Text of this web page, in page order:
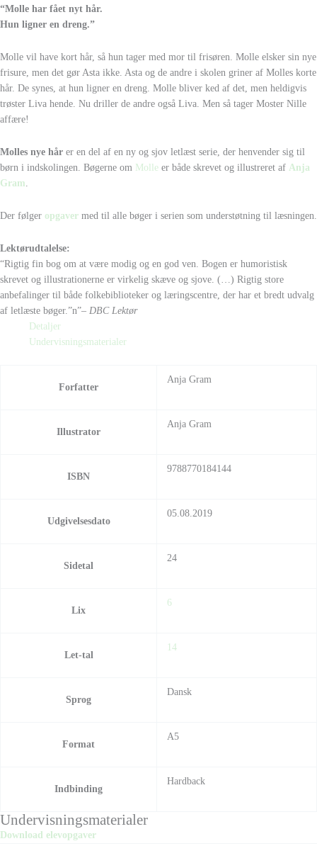
“Molle har fået nyt hår.
Hun ligner en dreng.”
Molle vil have kort hår, så hun tager med mor til frisøren. Molle elsker sin nye
frisure, men det gør Asta ikke. Asta og de andre i skolen griner af Molles korte
hår. De synes, at hun ligner en dreng. Molle bliver ked af det, men heldigvis
trøster Liva hende. Nu driller de andre også Liva. Men så tager Moster Nille
affære!
Molles nye hår er en del af en ny og sjov letlæst serie, der henvender sig til
børn i indskolingen. Bøgerne om Molle er både skrevet og illustreret af Anja
Gram.
Der følger opgaver med til alle bøger i serien som understøtning til læsningen.
Lektørudtalelse:
“Rigtig fin bog om at være modig og en god ven. Bogen er humoristisk
skrevet og illustrationerne er virkelig skæve og sjove. (…) Rigtig store
anbefalinger til både folkebiblioteker og læringscentre, der har et bredt udvalg
af letlæste bøger.”n”– DBC Lektør
Detaljer
Undervisningsmaterialer
Forfatter
Anja Gram
Illustrator
Anja Gram
ISBN
9788770184144
Udgivelsesdato
05.08.2019
Sidetal
24
Lix
6
Let-tal
14
Sprog
Dansk
Format
A5
Indbinding
Hardback
Undervisningsmaterialer
Download elevopgaver